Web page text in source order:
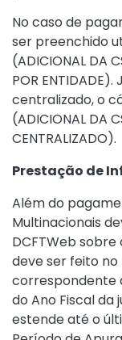
No caso de
ser preenchido
(ADICIONAL DA
POR
centralizado, o
(ADICIONAL DA
CENTRALIZADO).
Prestação de
Além do
Multinacionais
DCFTWeb
deve ser feito
correspondente
do Ano Fiscal da
estende até o